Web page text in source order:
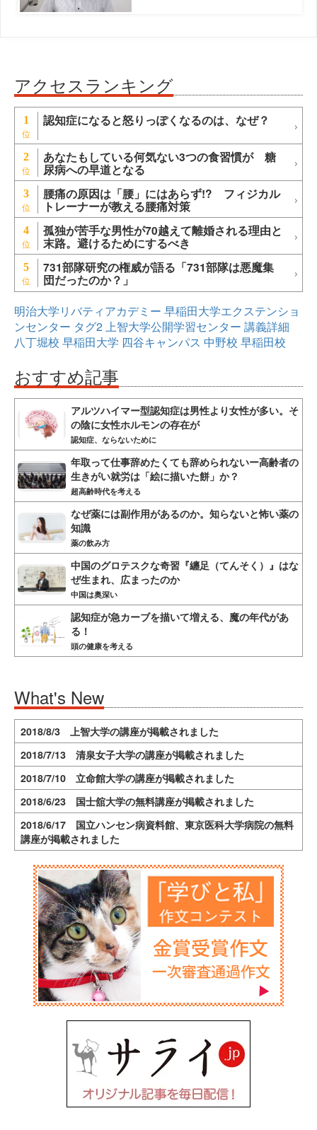
アクセスランキング
1 認知症になると怒りっぽくなるのは、なぜ？
2 あなたもしている何気ない3つの食習慣が 糖
尿病への早道となる
3 腰痛の原因は「腰」にはあらず!? フィジカル
トレーナーが教える腰痛対策
4 孤独が苦手な男性が70越えて離婚される理由と
末路。避けるためにするべき
5 731部隊研究の権威が語る「731部隊は悪魔集
団だったのか？」
明治大学リバティアカデミー 早稲田大学エクステンショ
ンセンター タグ2上智大学公開学習センター 講義詳細
八丁堀校 早稲田大学 四谷キャンパス 中野校 早稲田校
おすすめ記事
アルツハイマー型認知症は男性より女性が多い。そ
の陰に女性ホルモンの存在が
認知症、ならないために
年取って仕事辞めたくても辞められないー高齢者の
生きがい就労は「絵に描いた餅」か？
超高齢時代を考える
なぜ薬には副作用があるのか。知らないと怖い薬の
知識
薬の飲み方
中国のグロテスクな奇習『纏足（てんそく）』はな
ぜ生まれ、広まったのか
中国は奥深い
認知症が急カーブを描いて増える、魔の年代があ
る！
頭の健康を考える
What's New
2018/8/3 上智大学の講座が掲載されました
2018/7/13 清泉女子大学の講座が掲載されました
2018/7/10 立命館大学の講座が掲載されました
2018/6/23 国士舘大学の無料講座が掲載されました
2018/6/17 国立ハンセン病資料館、東京医科大学病院の無料
講座が掲載されました